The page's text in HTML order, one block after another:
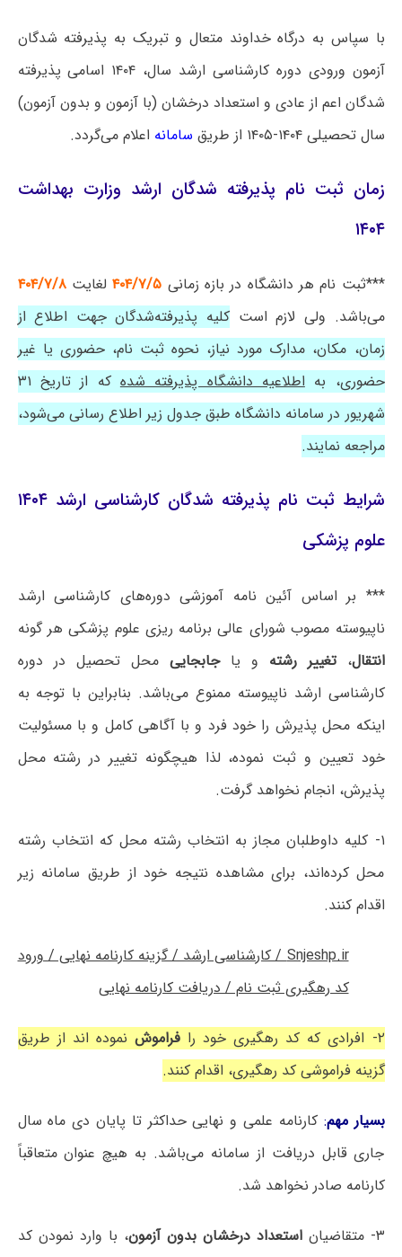
با سپاس به درگاه خداوند متعال و تبریک به پذیرفته شدگان
آزمون ورودی دوره کارشناسی ارشد سال، ۱۴۰۴ اسامی پذیرفته
شدگان اعم از عادی و استعداد درخشان (با آزمون و بدون آزمون)
سال تحصیلی ۱۴۰۴-۱۴۰۵ از طریق
سامانه اعلام می‌گردد.
زمان ثبت نام پذیرفته شدگان ارشد وزارت بهداشت
۱۴۰۴
***ثبت نام هر دانشگاه در بازه زمانی ۴۰۴/۷/۵لغایت۴۰۴/۷/۸
می‌باشد. ولی لازم است کلیه پذیرفته‌شدگان جهت اطلاع از
زمان، مکان، مدارک مورد نیاز، نحوه ثبت نام، حضوری یا غیر
حضوری، بهاطلاعیه دانشگاه پذیرفته شده
که از تاریخ ۳۱
شهریور در سامانه دانشگاه طبق جدول زیر اطلاع رسانی می‌شود،
مراجعه نمایند.
شرایط ثبت نام پذیرفته شدگان کارشناسی ارشد ۱۴۰۴
علوم پزشکی
*** بر اساس آئین نامه آموزشی دوره‌های کارشناسی ارشد
ناپیوسته مصوب شورای عالی برنامه ریزی علوم پزشکی هر گونه
انتقال،تغییر رشته و یاجابجایی محل تحصیل در دوره
کارشناسی ارشد ناپیوسته ممنوع می‌باشد. بنابراین با توجه به
اینکه محل پذیرش را خود فرد و با آگاهی کامل و با مسئولیت
خود تعیین و ثبت نموده، لذا هیچگونه تغییر در رشته محل
پذیرش، انجام نخواهد گرفت.
۱- کلیه داوطلبان مجاز به انتخاب رشته محل که انتخاب رشته
محل کرده‌اند، برای مشاهده نتیجه خود از طریق سامانه زیر
اقدام کنند.
Snjeshp.ir / کارشناسی ارشد / گزینه کارنامه نهایی / ورود
کد رهگیری ثبت نام / دریافت کارنامه نهایی
۲- افرادی که کد رهگیری خود را فراموش نموده اند از طریق
گزینه فراموشی کد رهگیری، اقدام کنند.
بسیار مهم: کارنامه علمی و نهایی حداکثر تا پایان دی ماه سال
جاری قابل دریافت از سامانه می‌باشد. به هیچ عنوان متعاقباً
کارنامه صادر نخواهد شد.
۳- متقاضیان استعداد درخشان بدون آزمون، با وارد نمودن کد